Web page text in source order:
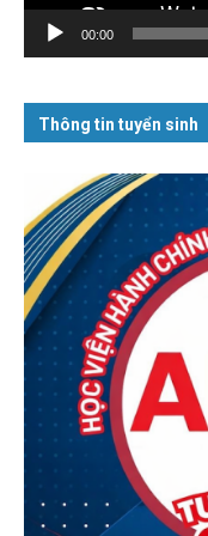
00:00
Thông tin tuyển sinh